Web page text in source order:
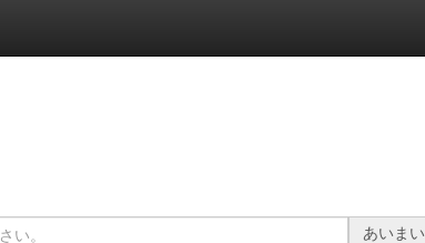
あいまい